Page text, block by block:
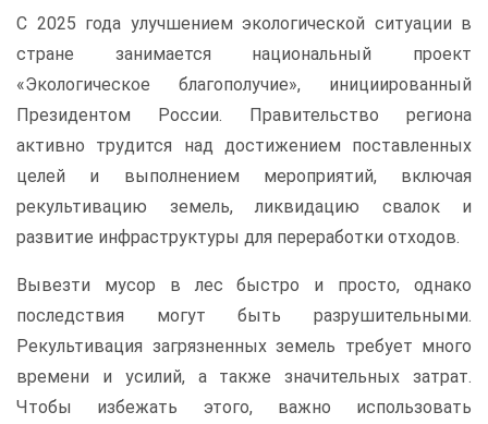
С 2025 года улучшением экологической ситуации в
стране занимается национальный проект
«Экологическое благополучие», инициированный
Президентом России. Правительство региона
активно трудится над достижением поставленных
целей и выполнением мероприятий, включая
рекультивацию земель, ликвидацию свалок и
развитие инфраструктуры для переработки отходов.
Вывезти мусор в лес быстро и просто, однако
последствия могут быть разрушительными.
Рекультивация загрязненных земель требует много
времени и усилий, а также значительных затрат.
Чтобы избежать этого, важно использовать